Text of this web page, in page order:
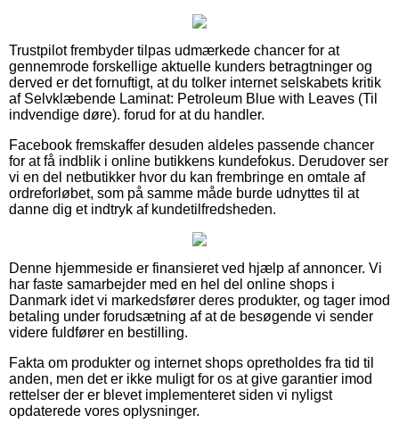
Trustpilot frembyder tilpas udmærkede chancer for at
gennemrode forskellige aktuelle kunders betragtninger og
derved er det fornuftigt, at du tolker internet selskabets kritik
af Selvklæbende Laminat: Petroleum Blue with Leaves (Til
indvendige døre). forud for at du handler.
Facebook fremskaffer desuden aldeles passende chancer
for at få indblik i online butikkens kundefokus. Derudover ser
vi en del netbutikker hvor du kan frembringe en omtale af
ordreforløbet, som på samme måde burde udnyttes til at
danne dig et indtryk af kundetilfredsheden.
Denne hjemmeside er finansieret ved hjælp af annoncer. Vi
har faste samarbejder med en hel del online shops i
Danmark idet vi markedsfører deres produkter, og tager imod
betaling under forudsætning af at de besøgende vi sender
videre fuldfører en bestilling.
Fakta om produkter og internet shops opretholdes fra tid til
anden, men det er ikke muligt for os at give garantier imod
rettelser der er blevet implementeret siden vi nyligst
opdaterede vores oplysninger.